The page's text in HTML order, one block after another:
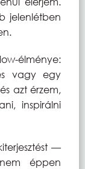
jelenlétben
élménye:
vagy egy
azt érzem,
inspirálni
—
éppen